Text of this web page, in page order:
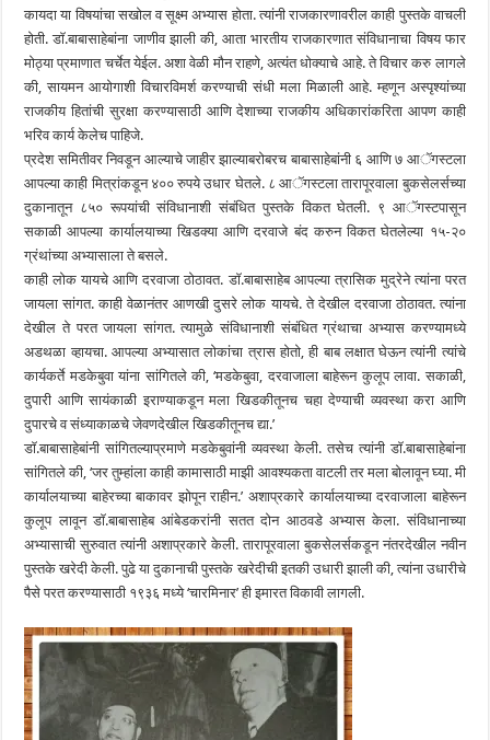
कायदा या विषयांचा सखोल व सूक्ष्म अभ्यास होता. त्यांनी राजकारणावरील काही पुस्तके वाचली
होती. डाॅ.बाबासाहेबांना जाणीव झाली की, आता भारतीय राजकारणात संविधानाचा विषय फार
मोठ्या प्रमाणात चर्चेत येईल. अशा वेळी मौन राहणे, अत्यंत धोक्याचे आहे. ते विचार करु लागले
की, सायमन आयोगाशी विचारविमर्श करण्याची संधी मला मिळाली आहे. म्हणून अस्पृश्यांच्या
राजकीय हितांची सुरक्षा करण्यासाठी आणि देशाच्या राजकीय अधिकारांकरिता आपण काही
भरिव कार्य केलेच पाहिजे.
प्रदेश समितीवर निवडून आल्याचे जाहीर झाल्याबरोबरच बाबासाहेबांनी ६ आणि ७ आॅगस्टला
आपल्या काही मित्रांकडून ४०० रुपये उधार घेतले. ८ आॅगस्टला तारापूरवाला बुकसेलर्सच्या
दुकानातून ८५० रूपयांची संविधानाशी संबंधित पुस्तके विकत घेतली. ९ आॅगस्टपासून
सकाळी आपल्या कार्यालयाच्या खिडक्या आणि दरवाजे बंद करुन विकत घेतलेल्या १५-२०
ग्रंथांच्या अभ्यासाला ते बसले.
काही लोक यायचे आणि दरवाजा ठोठावत. डाॅ.बाबासाहेब आपल्या त्रासिक मुद्रेने त्यांना परत
जायला सांगत. काही वेळानंतर आणखी दुसरे लोक यायचे. ते देखील दरवाजा ठोठावत. त्यांना
देखील ते परत जायला सांगत. त्यामुळे संविधानाशी संबंधित ग्रंथाचा अभ्यास करण्यामध्ये
अडथळा व्हायचा. आपल्या अभ्यासात लोकांचा त्रास होतो, ही बाब लक्षात घेऊन त्यांनी त्यांचे
कार्यकर्ते मडकेबुवा यांना सांगितले की, ‘मडकेबुवा, दरवाजाला बाहेरून कुलूप लावा. सकाळी,
दुपारी आणि सायंकाळी इराण्याकडून मला खिडकीतूनच चहा देण्याची व्यवस्था करा आणि
दुपारचे व संध्याकाळचे जेवणदेखील खिडकीतूनच द्या.’
डाॅ.बाबासाहेबांनी सांगितल्याप्रमाणे मडकेबुवांनी व्यवस्था केली. तसेच त्यांनी डाॅ.बाबासाहेबांना
सांगितले की, ‘जर तुम्हांला काही कामासाठी माझी आवश्यकता वाटली तर मला बोलावून घ्या. मी
कार्यालयाच्या बाहेरच्या बाकावर झोपून राहीन.’ अशाप्रकारे कार्यालयाच्या दरवाजाला बाहेरून
कुलूप लावून डाॅ.बाबासाहेब आंबेडकरांनी सतत दोन आठवडे अभ्यास केला. संविधानाच्या
अभ्यासाची सुरुवात त्यांनी अशाप्रकारे केली. तारापूरवाला बुकसेलर्सकडून नंतरदेखील नवीन
पुस्तके खरेदी केली. पुढे या दुकानाची पुस्तके खरेदीची इतकी उधारी झाली की, त्यांना उधारीचे
पैसे परत करण्यासाठी १९३६ मध्ये ‘चारमिनार’ ही इमारत विकावी लागली.